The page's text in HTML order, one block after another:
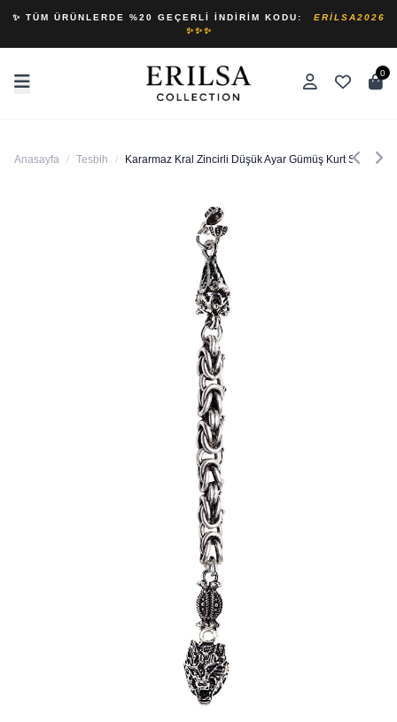
✨ TÜM ÜRÜNLERDE %20 GEÇERLI İNDIRIM KODU:
ERILSA2026
✨✨✨
0
Anasayfa / Tesbih / Kararmaz Kral Zincirli Düşük Ayar Gümüş Kurt Sembolü